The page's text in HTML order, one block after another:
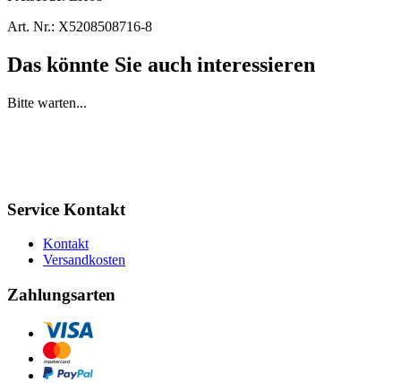
Art. Nr.: X5208508716-8
Das könnte Sie auch interessieren
Bitte warten...
Service Kontakt
Kontakt
Versandkosten
Zahlungsarten